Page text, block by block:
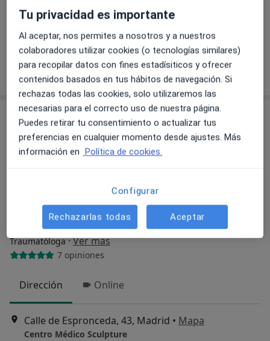
VIRGEN DEL MAR-NUESTRA SEÑORA DE LUJÁN
Pedir una cita
Opción de pago online
Dra. Elena Borlaff Colmena
Traumatóloga·Ver más
7 opiniones
Dirección Online
Calle de Espronceda, 43, Madrid • Mapa
Centro Médico Sculpture
Tu privacidad es importante
Al aceptar, nos permites a nosotros y a nuestros
colaboradores utilizar cookies (o tecnologías similares)
para recopilar datos con fines estadísiticos y ofrecer
contenidos basados en tus hábitos de navegación. Si
rechazas todas las cookies, solo utilizaremos las
necesarias para el correcto uso de nuestra página.
Puedes retirar tu consentimiento o actualizar tus
preferencias en cualquier momento desde ajustes. Más
información en Política de cookies.
Configurar
Rechazarlas todas Aceptar